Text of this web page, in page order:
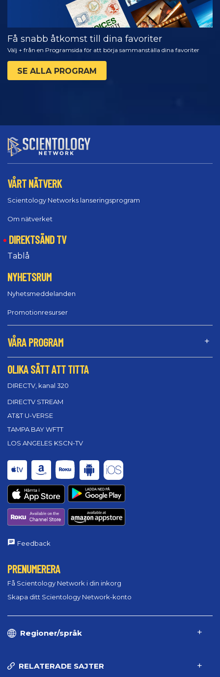
Få snabb åtkomst till dina favoriter
Välj + från en Programsida för att börja sammanställa dina favoriter
SE ALLA PROGRAM
VÅRT NÄTVERK
Scientology Networks lanseringsprogram
Om nätverket
DIREKTSÄND TV
Tablå
NYHETSRUM
Nyhetsmeddelanden
Promotionresurser
VÅRA PROGRAM
OLIKA SÄTT ATT TITTA
DIRECTV, kanal 320
DIRECTV STREAM
AT&T U-VERSE
TAMPA BAY WFTT
LOS ANGELES KSCN-TV
Feedback
PRENUMERERA
Få Scientology Network i din inkorg
Skapa ditt Scientology Network-konto
Regioner/språk
RELATERADE SAJTER